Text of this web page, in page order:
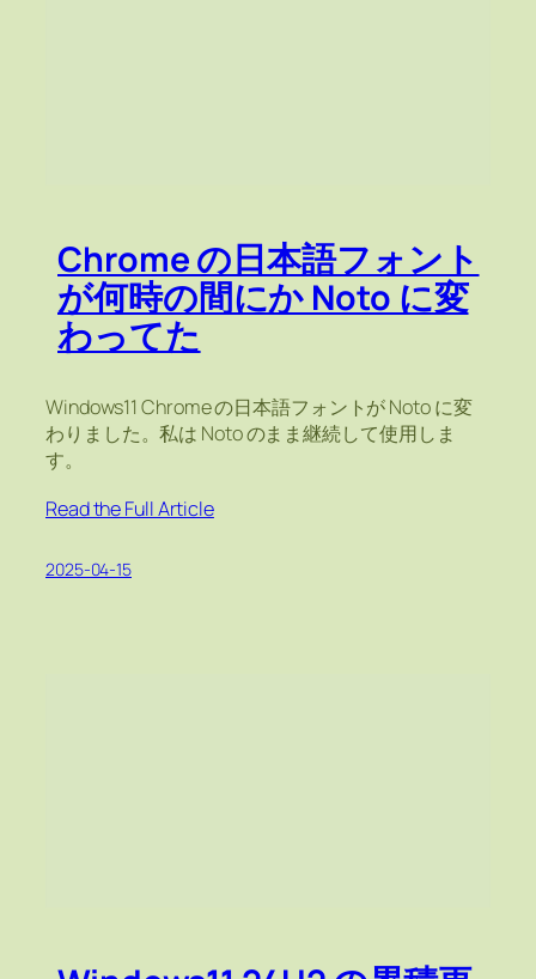
Chrome の日本語フォント
が何時の間にか Noto に変
わってた
Windows11 Chrome の日本語フォントが Noto に変
わりました。私は Noto のまま継続して使用しま
す。
Read the Full Article
2025-04-15